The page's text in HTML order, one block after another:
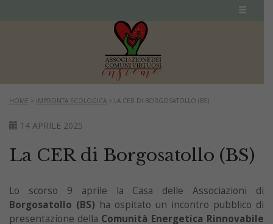
HOME > IMPRONTA ECOLOGICA > LA CER DI BORGOSATOLLO (BS)
14 APRILE 2025
La CER di Borgosatollo (BS)
Lo scorso 9 aprile la Casa delle Associazioni di
Borgosatollo (BS) ha ospitato un incontro pubblico di
presentazione della Comunità Energetica Rinnovabile